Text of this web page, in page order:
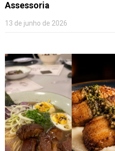
Assessoria
13 de junho de 2026